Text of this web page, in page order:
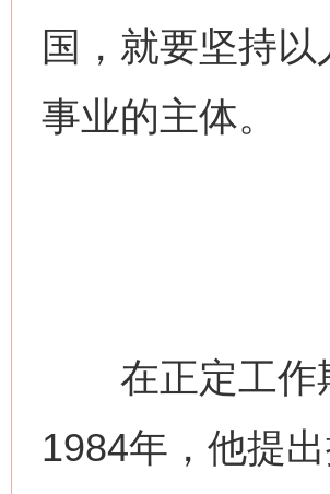
国，就要坚持
事业的主体。
在正定工作期
1984年，他提